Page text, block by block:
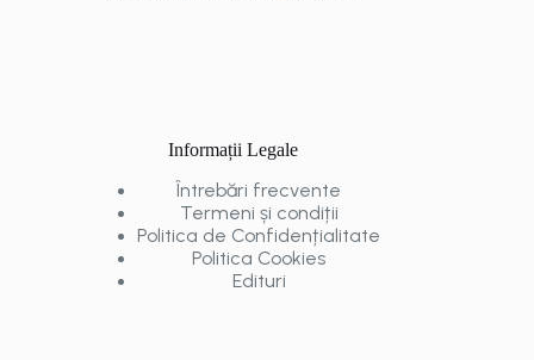
Informații Legale
Întrebări frecvente
Termeni și condiții
Politica de Confidențialitate
Politica Cookies
Edituri